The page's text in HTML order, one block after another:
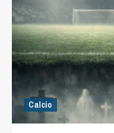
Calcio